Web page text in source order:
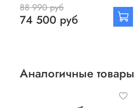
88 990 руб
74 500 руб
Аналогичные товары